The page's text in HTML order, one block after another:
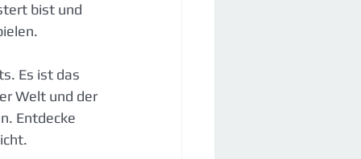
bist und
Es ist das
Welt und der
Entdecke